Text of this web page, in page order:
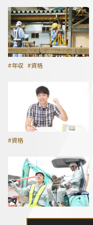
#年収 #資格
#資格